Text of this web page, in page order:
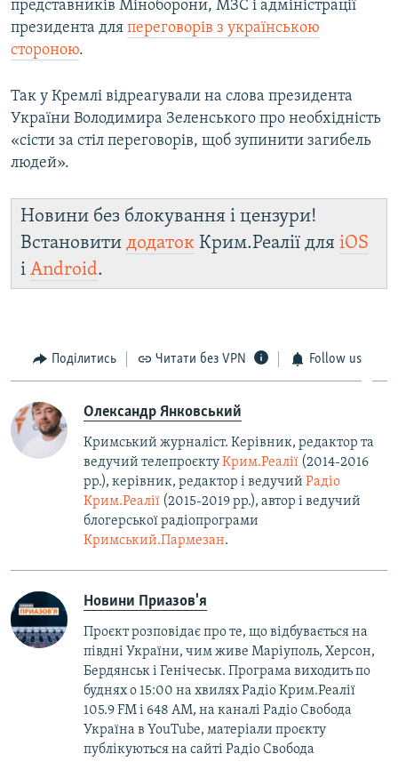
представників Міноборони, МЗС і адміністрації
президента для переговорів з українською
стороною.
Так у Кремлі відреагували на слова президента
України Володимира Зеленського про необхідність
«сісти за стіл переговорів, щоб зупинити загибель
людей».
Новини без блокування і цензури!
Встановити додаток Крим.Реалії для iOS
і Android.
Поділитись Читати без VPN Follow us
Олександр Янковський
Кримський журналіст. Керівник, редактор та
ведучий телепроєктуКрим.Реалії (2014-2016
рр.), керівник, редактор і ведучий Радіо
Крим.Реалії (2015-2019 рр.), автор і ведучий
блогерської радіопрограми
Кримський.Пармезан.​
Новини Приазов'я
Проєкт розповідає про те, що відбувається на
півдні України, чим живе Маріуполь, Херсон,
Бердянськ і Генічеськ. Програма виходить по
буднях о 15:00 на хвилях Радіо Крим.Реалії
105.9 FM і 648 АМ, на каналі Радіо Свобода
Україна в YouTube, матеріали проєкту
публікуються на сайті Радіо Свобода